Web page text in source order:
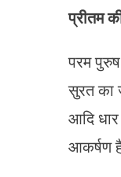
प्रीतम
परम
सुरत का
आदि
आकर्षण